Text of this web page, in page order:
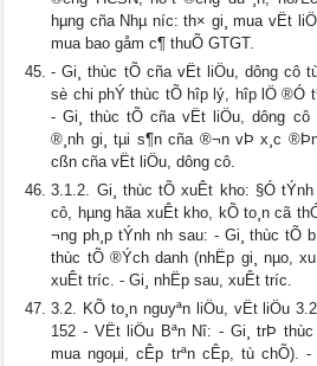
hµng cña Nhµ n­íc: th× gi¸ mua vËt
mua bao gåm c¶ thuÕ GTGT.
- Gi¸ thùc tÕ cña vËt liÖu, dông cô
sè chi phÝ thùc tÕ hîp lý, hîp lÖ ®Ó
- Gi¸ thùc tÕ cña vËt liÖu, dông
®¸nh gi¸ tµi s¶n cña ®¬n vÞ x¸c
cßn cña vËt liÖu, dông cô.
3.1.2. Gi¸ thùc tÕ xuÊt kho: §Ó
cô, hµng hãa xuÊt kho, kÕ to¸n cã
¬ng ph¸p tÝnh nh­ sau: - Gi¸ thùc tÕ
thùc tÕ ®Ých danh (nhËp gi¸ nµo,
xuÊt tr­íc. - Gi¸ nhËp sau, xuÊt tr­íc.
3.2. KÕ to¸n nguyªn liÖu, vËt liÖu
152 - VËt liÖu Bªn Nî: - Gi¸ trÞ
mua ngoµi, cÊp trªn cÊp, tù chÕ).